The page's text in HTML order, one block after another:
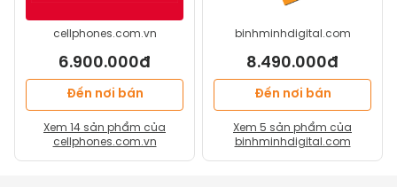
cellphones.com.vn
6.900.000đ
Đến nơi bán
Xem 14 sản phẩm của
cellphones.com.vn
binhminhdigital.com
8.490.000đ
Đến nơi bán
Xem 5 sản phẩm của
binhminhdigital.com